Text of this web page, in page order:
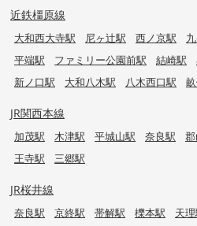
近鉄橿原線
大和西大寺駅 尼ヶ辻駅 西ノ京駅
平端駅
ファミリー公園前駅 結崎駅
新ノ口駅
大和八木駅 八木西口駅
JR関西本線
加茂駅 木津駅 平城山駅 奈良駅
王寺駅
三郷駅
JR桜井線
奈良駅 京終駅 帯解駅 櫟本駅 天